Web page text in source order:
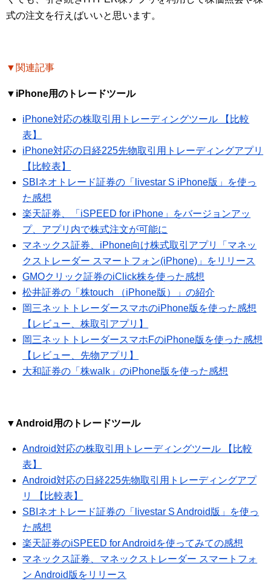
式の注文を行えばいいと思います。
▼関連記事
▼iPhone用のトレードツール
iPhone対応の株取引用トレーディングツール 【比較
表】
iPhone対応の日経225先物取引用トレーディングアプリ
【比較表】
SBIネオトレード証券の「livestar S iPhone版」を使っ
た感想
楽天証券、「iSPEED for iPhone」をバージョンアッ
プ、アプリ内で株式注文が可能に
マネックス証券、iPhone向け株式取引アプリ「マネッ
クストレーダー スマートフォン(iPhone)」をリリース
GMOクリック証券のiClick株を使った感想
松井証券の「株touch （iPhone版）」の紹介
岡三ネットトレーダースマホのiPhone版を使った感想
【レビュー、株取引アプリ】
岡三ネットトレーダースマホFのiPhone版を使った感想
【レビュー、先物アプリ】
大和証券の「株walk」のiPhone版を使った感想
▼Android用のトレードツール
Android対応の株取引用トレーディングツール 【比較
表】
Android対応の日経225先物取引用トレーディングアプ
リ 【比較表】
SBIネオトレード証券の「livestar S Android版」を使っ
た感想
楽天証券のiSPEED for Androidを使ってみての感想
マネックス証券、マネックストレーダー スマートフォ
ン Android版をリリース